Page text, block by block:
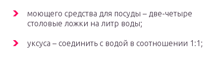
моющего средства для посуды – две-четыре
столовые ложки на литр воды;
уксуса – соединить с водой в соотношении 1:1;